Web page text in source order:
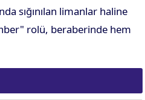
sığınılan limanlar haline
rolü, beraberinde hem